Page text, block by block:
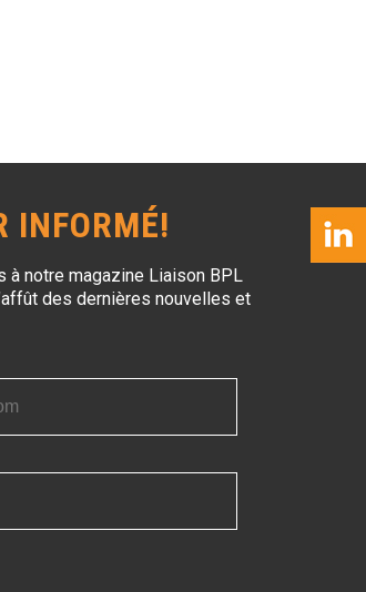
INFORMÉ!
à notre magazine Liaison BPL
des dernières nouvelles et